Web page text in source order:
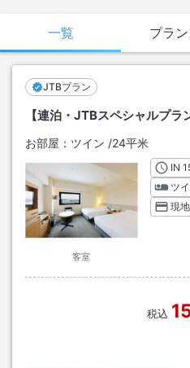
一覧 プラ
JTBプラン
【連泊・JTBスペシャルプラ
お部屋： ツイン /24平米
客室
IN
ツ
現
税込